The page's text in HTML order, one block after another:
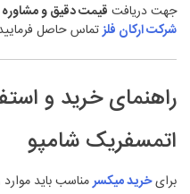
جهت دریافت قیمت دقیق و مشاوره
شرکت ارکان فلزتماس حاصل
راهنمای خرید و
اتمسفریک شامپو
برایخرید میکسرمناسب باید موارد